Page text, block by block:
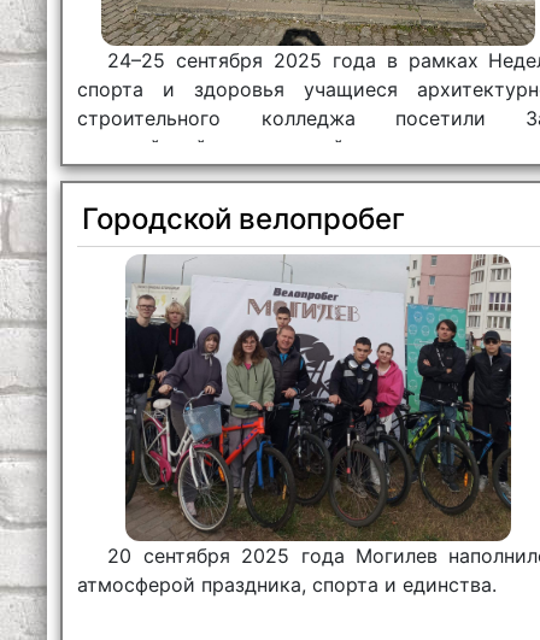
24–25 сентября 2025 года в рамках
спорта и здоровья учащиеся
строительного колледжа посетили
олимпийской и спортивной славы.
Городской велопробег
20 сентября 2025 года Могилев
атмосферой праздника, спорта и единства.